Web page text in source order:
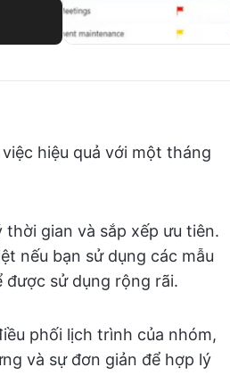
hiệu quả với một tháng
gian và sắp xếp ưu tiên.
nếu bạn sử dụng các mẫu
được sử dụng rộng rãi.
phối lịch trình của nhóm,
và sự đơn giản để hợp lý